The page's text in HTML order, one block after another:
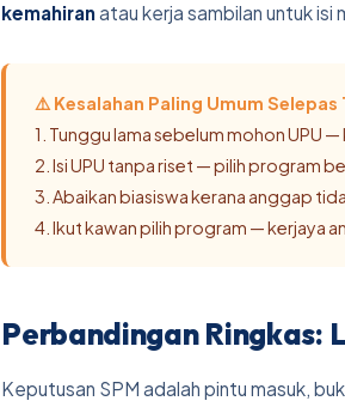
kemahiranatau kerja sambilan untuk isi
⚠️ Kesalahan Paling Umum Selepas
1. Tunggu lama sebelum mohon UPU
2. Isi UPU tanpa riset — pilih program
3. Abaikan biasiswa kerana anggap
4. Ikut kawan pilih program — kerjaya
Perbandingan Ringkas:
Keputusan SPM adalah pintu masuk,